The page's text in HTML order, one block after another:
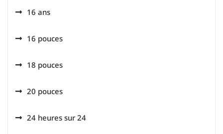
16 ans
16 pouces
18 pouces
20 pouces
24 heures sur 24